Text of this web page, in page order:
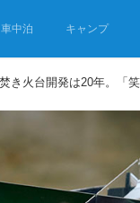
車中泊 キャンプ